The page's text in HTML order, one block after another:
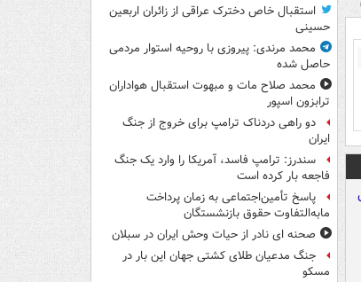
استقبال خاص دخترک عراقی از زائران اربعین
حسینی
محمد مرندی: پیروزی با روحیه استوار مردمی
حاصل شده
محمد صلاح مات و مبهوت استقبال هواداران
ترابزون اسپور
دو راهی دردناک ترامپ برای خروج از جنگ
ایران
سندرز: ترامپ فاسد، آمریکا را وارد یک جنگ
فاجعه بار کرده است
پاسخ تأمین‌اجتماعی به زمان پرداخت
مابه‌التفاوت حقوق بازنشستگان
صحنه ای نادر از حیات وحش ایران در سبلان
جنگ مدعیان طلای کشتی جهان این بار در
مسکو